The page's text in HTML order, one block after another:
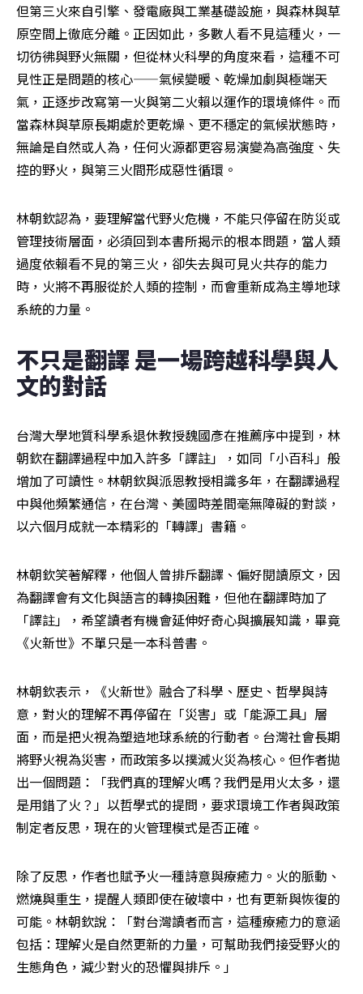
但第三火來自引擎、發電廠與工業基礎設施，與森林與草
原空間上徹底分離。正因如此，多數人看不見這種火，一
切彷彿與野火無關，但從林火科學的角度來看，這種不可
見性正是問題的核心——氣候變暖、乾燥加劇與極端天
氣，正逐步改寫第一火與第二火賴以運作的環境條件。而
當森林與草原長期處於更乾燥、更不穩定的氣候狀態時，
無論是自然或人為，任何火源都更容易演變為高強度、失
控的野火，與第三火間形成惡性循環。
林朝欽認為，要理解當代野火危機，不能只停留在防災或
管理技術層面，必須回到本書所揭示的根本問題，當人類
過度依賴看不見的第三火，卻失去與可見火共存的能力
時，火將不再服從於人類的控制，而會重新成為主導地球
系統的力量。
不只是翻譯 是一場跨越科學與人
文的對話
台灣大學地質科學系退休教授魏國彥在推薦序中提到，林
朝欽在翻譯過程中加入許多「譯註」，如同「小百科」般
增加了可讀性。林朝欽與派恩教授相識多年，在翻譯過程
中與他頻繁通信，在台灣、美國時差間毫無障礙的對談，
以六個月成就一本精彩的「轉譯」書籍。
林朝欽笑著解釋，他個人曾排斥翻譯、偏好閱讀原文，因
為翻譯會有文化與語言的轉換困難，但他在翻譯時加了
「譯註」，希望讀者有機會延伸好奇心與擴展知識，畢竟
《火新世》不單只是一本科普書。
林朝欽表示，《火新世》融合了科學、歷史、哲學與詩
意，對火的理解不再停留在「災害」或「能源工具」層
面，而是把火視為塑造地球系統的行動者。台灣社會長期
將野火視為災害，而政策多以撲滅火災為核心。但作者拋
出一個問題：「我們真的理解火嗎？我們是用火太多，還
是用錯了火？」以哲學式的提問，要求環境工作者與政策
制定者反思，現在的火管理模式是否正確。
除了反思，作者也賦予火一種詩意與療癒力。火的脈動、
燃燒與重生，提醒人類即使在破壞中，也有更新與恢復的
可能。林朝欽說：「對台灣讀者而言，這種療癒力的意涵
包括：理解火是自然更新的力量，可幫助我們接受野火的
生態角色，減少對火的恐懼與排斥。」